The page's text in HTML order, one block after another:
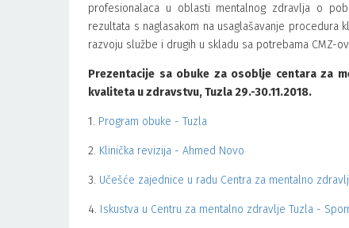
profesionalaca u oblasti mentalnog zdravlja o
rezultata s naglasakom na usaglašavanje procedura
razvoju službe i drugih u skladu sa potrebama CMZ-
Prezentacije sa obuke za osoblje centara za
kvaliteta u zdravstvu, Tuzla 29.-30.11.2018.
1. Program obuke - Tuzla
2. Klinička revizija - Ahmed Novo
3. Učešće zajednice u radu Centra za mentalno
4. Iskustva u Centru za mentalno zdravlje Tuzla -